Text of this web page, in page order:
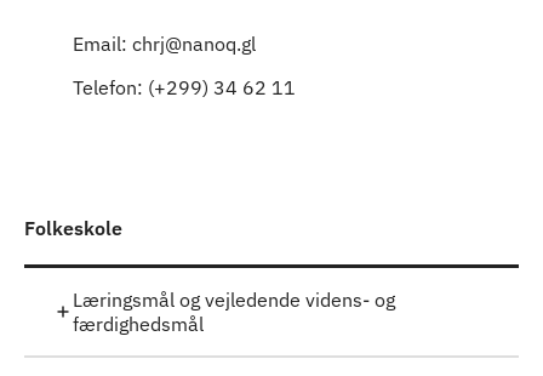
Email: chrj@nanoq.gl
Telefon: (+299) 34 62 11
Folkeskole
Læringsmål og vejledende videns- og
færdighedsmål